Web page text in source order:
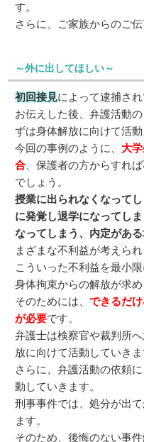
す。
さらに、ご家族からのご
～外に出してほしい～
初回接見によって逮捕さ
お伝えした後、弁護活動
ずは身体解放に向けて活動
今回の事例のように、 大
合 、保護者の方からすれ
でしょう。
授業に出られなくなって
に発覚し退学になってし
なってしまう、内定があ
まざまな不利益が考えられ
こういった不利益を最小
身体拘束からの解放が求め
そのためには、できるだ
が必要です。
弁護士は検察官や裁判所
放に向けて活動していきま
さらに、弁護活動の依頼
動していきます。
刑事事件では、処分が出
ます。
そのため、後悔のない事